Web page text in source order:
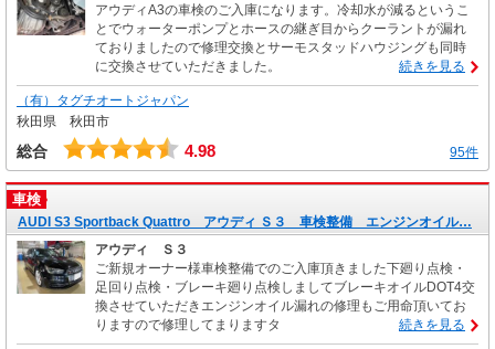
アウディA3の車検のご入庫になります。冷却水が減るというこ
とでウォーターポンプとホースの継ぎ目からクーラントが漏れ
ておりましたので修理交換とサーモスタッドハウジングも同時
に交換させていただきました。
続きを見る
（有）タグチオートジャパン
秋田県 秋田市
総合 4.98 95件
車検
AUDI S3 Sportback Quattro アウディ Ｓ３ 車検整備 エンジンオイル…
アウディ Ｓ３
ご新規オーナー様車検整備でのご入庫頂きました下廻り点検・
足回り点検・ブレーキ廻り点検しましてブレーキオイルDOT4交
換させていただきエンジンオイル漏れの修理もご用命頂いてお
りますので修理してまりますタ
続きを見る